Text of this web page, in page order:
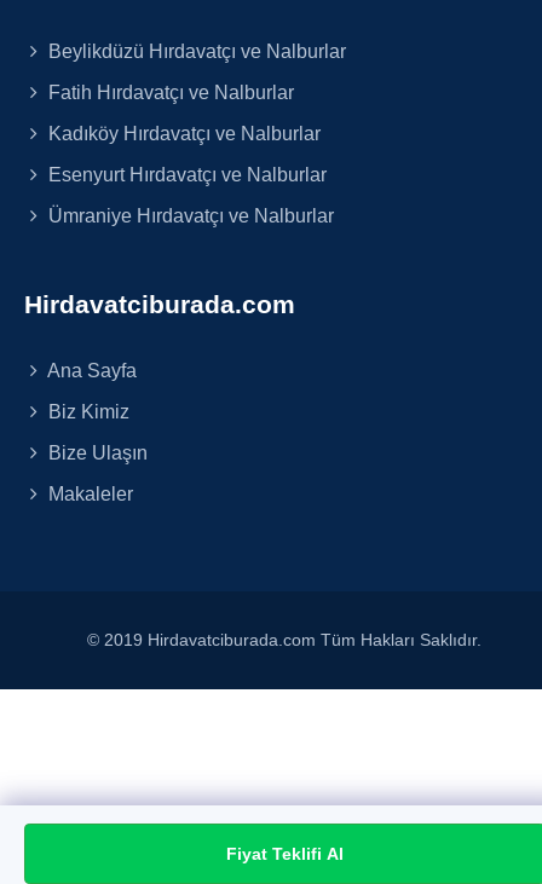
Fiyat Teklifi Al
Beylikdüzü Hırdavatçı ve Nalburlar
Fatih Hırdavatçı ve Nalburlar
Kadıköy Hırdavatçı ve Nalburlar
Esenyurt Hırdavatçı ve Nalburlar
Ümraniye Hırdavatçı ve Nalburlar
Hirdavatciburada.com
Ana Sayfa
Biz Kimiz
Bize Ulaşın
Makaleler
© 2019 Hirdavatciburada.com Tüm Hakları Saklıdır.